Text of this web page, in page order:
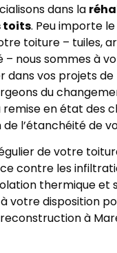
dans la
toits. Peu importe
toiture – tuiles,
– nous sommes à
dans vos projets
du
remise en état des
l’étanchéité de
de votre
contre les
thermique et
votre disposition
à